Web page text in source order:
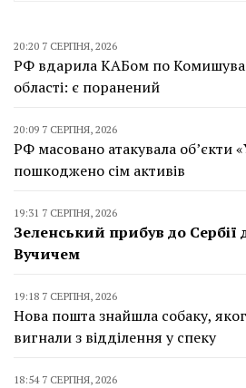
20:20 7 СЕРПНЯ, 2026
РФ вдарила КАБом по
області: є поранений
20:09 7 СЕРПНЯ, 2026
РФ масовано атакувала об’єкти
пошкоджено сім активів
19:31 7 СЕРПНЯ, 2026
Зеленський прибув до Сербії
Вучичем
19:18 7 СЕРПНЯ, 2026
Нова пошта знайшла собаку,
вигнали з відділення у спеку
18:54 7 СЕРПНЯ, 2026